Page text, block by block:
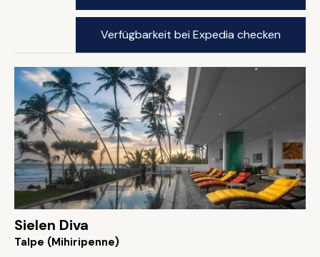
Verfügbarkeit bei Expedia checken
Sielen Diva
Talpe (Mihiripenne)